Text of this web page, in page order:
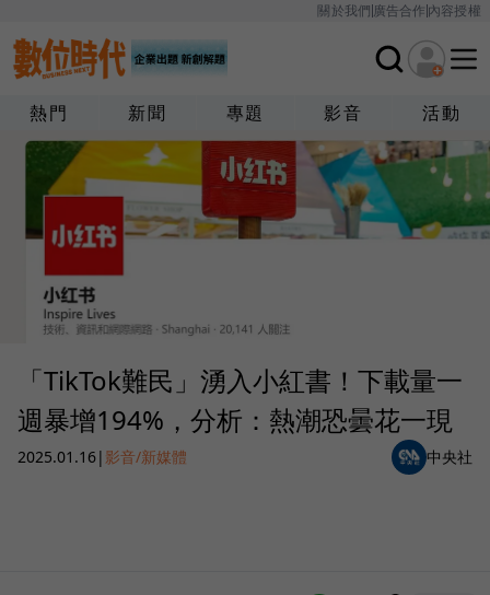
關於我們廣告合作內容授權
熱門 新聞 專題 影音 活動
「TikTok難民」湧入小紅書！下載量一
週暴增194%，分析：熱潮恐曇花一現
2025.01.16| 影音/新媒體 中央社